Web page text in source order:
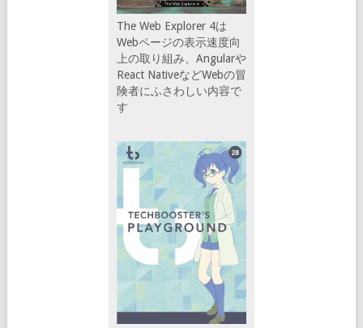
The Web Explorer 4は
Webページの表示速度向
上の取り組み、Angularや
React NativeなどWebの冒
険者にふさわしい内容で
す